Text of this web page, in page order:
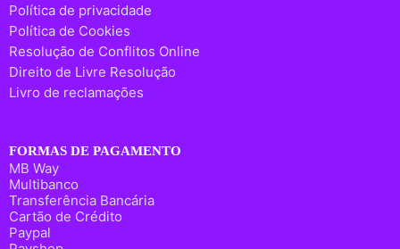
Política de privacidade
Política de Cookies
Resolução de Conflitos Online
Direito de Livre Resolução
Livro de reclamações
FORMAS DE PAGAMENTO
MB Way
Multibanco
Transferência Bancária
Cartão de Crédito
Paypal